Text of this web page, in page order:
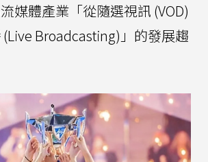
媒體產業「從隨選視訊 (VOD)
Broadcasting)」的發展趨